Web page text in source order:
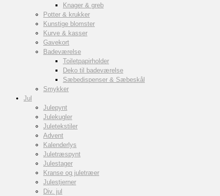
Knager & greb
Potter & krukker
Kunstige blomster
Kurve & kasser
Gavekort
Badeværelse
Toiletpapirholder
Deko til badeværelse
Sæbedispenser & Sæbeskål
Smykker
Jul
Julepynt
Julekugler
Juletekstiler
Advent
Kalenderlys
Juletræspynt
Julestager
Kranse og juletræer
Julestjerner
Div. jul